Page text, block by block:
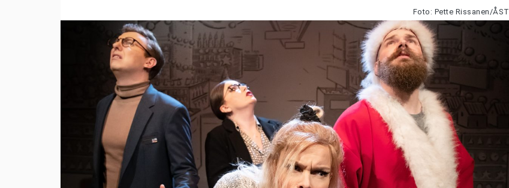
Foto: Pette Rissanen/ÅST